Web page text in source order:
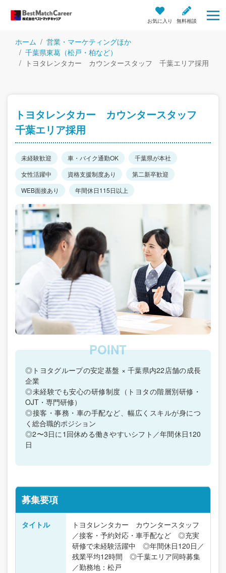
お気に入り 無料相談
ホーム
営業・マーケティングほか
千葉県東葛（松戸・柏など）
トヨタレンタカー カウンタースタッフ 千葉エリア採用
トヨタレンタカー カウンタースタッフ
千葉エリア採用
未経験歓迎 車・バイク通勤OK
千葉県が本社
女性活躍中
資格支援制度あり
第二新卒歓迎
WEB面接あり
年間休日115日以上
◎トヨタグループの安定基盤 × 千葉県内22店舗の成長
企業
◎未経験でも安心の研修制度（トヨタの階層別研修・
OJT・専門研修）
◎接客・事務・車の手配など、幅広くスキルが身につ
く総合職的ポジション
◎2〜3日に1回休める働きやすいシフト／年間休日120
日
募集要項
タイトル
トヨタレンタカー カウンタースタッフ
／接客・予約対応・車手配など ◎充実
研修で未経験活躍中 ◎年間休日120日／
残業平均12時間 ◎千葉エリア同時募集
／勤務地：松戸